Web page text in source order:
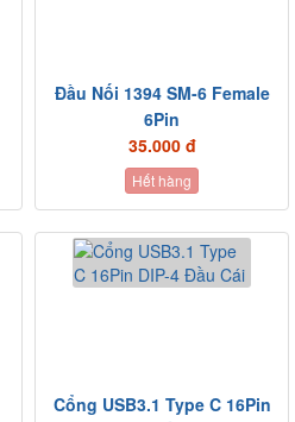
Đầu Nối 1394 SM-6 Female
6Pin
35.000 đ
Hết hàng
Cổng USB3.1 Type C 16Pin